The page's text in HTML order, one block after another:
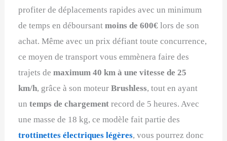
profiter de déplacements rapides avec un minimum
de temps en déboursantmoins de 600€ lors de son
achat. Même avec un prix défiant toute concurrence,
ce moyen de transport vous emmènera faire des
trajets demaximum 40 km à une vitesse de 25
km/h, grâce à son moteurBrushless, tout en ayant
untemps de chargement record de 5 heures. Avec
une masse de 18 kg, ce modèle fait partie des
trottinettes électriques légères, vous pourrez donc